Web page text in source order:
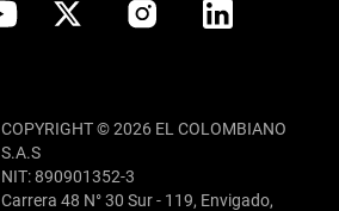
COPYRIGHT © 2026 EL COLOMBIANO
S.A.S
NIT: 890901352-3
Carrera 48 N° 30 Sur - 119, Envigado,